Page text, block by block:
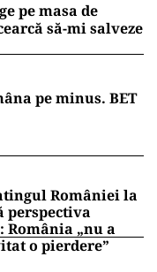
pe masa de
să-mi salveze
pe minus. BET
României la
perspectiva
România „nu a
o pierdere”